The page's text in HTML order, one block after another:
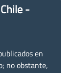
-
en
no obstante,